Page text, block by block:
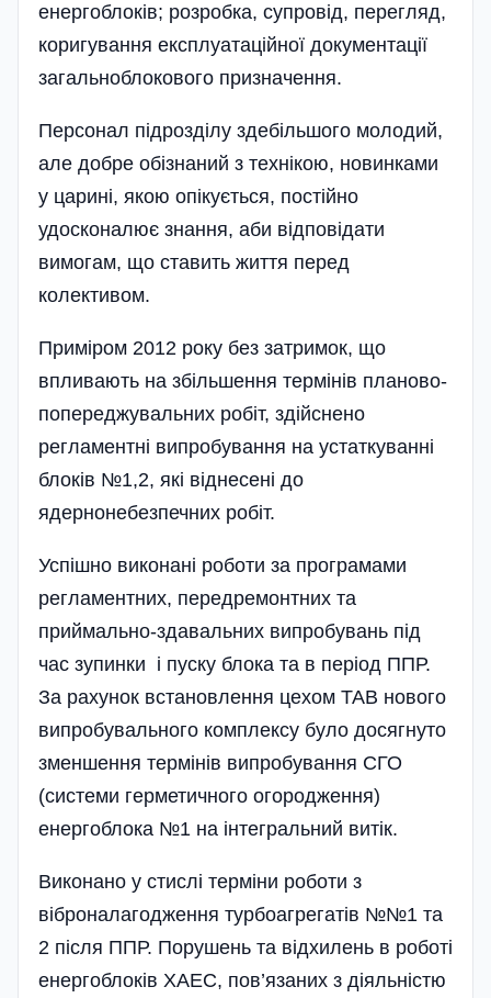
енергоблоків; розробка, супро­від, перегляд,
коригування експлуатаційної документації
загальноблокового призначення.
Персонал підрозділу здебільшого молодий,
але добре обізнаний з технікою, новинками
у царині, якою опікується, постійно
удосконалює знання, аби відповідати
вимогам, що ставить життя перед
колективом.
Приміром 2012 року без затримок, що
впливають на збільшення термінів планово-
попереджувальних робіт, здійснено
регламентні випробування на устаткуванні
блоків №1,2, які віднесені до
ядернонебезпечних робіт.
Успішно виконані роботи за програмами
регламентних, передремонтних та
приймально-здавальних випробувань під
час зупинки і пуску блока та в період ППР.
За рахунок встановлення цехом ТАВ нового
випробувального комплексу було досягнуто
зменшення термінів випробування СГО
(системи герметичного огородження)
енергоблока №1 на інтегральний витік.
Виконано у стислі терміни роботи з
віброналагодження турбоагрегатів №№1 та
2 після ППР. Порушень та відхилень в роботі
енергоблоків ХАЕС, пов’язаних з діяльністю